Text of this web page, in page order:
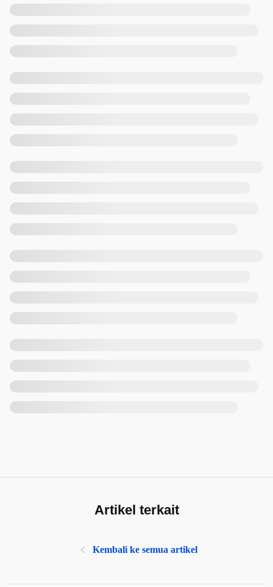
Artikel terkait
Kembali ke semua artikel